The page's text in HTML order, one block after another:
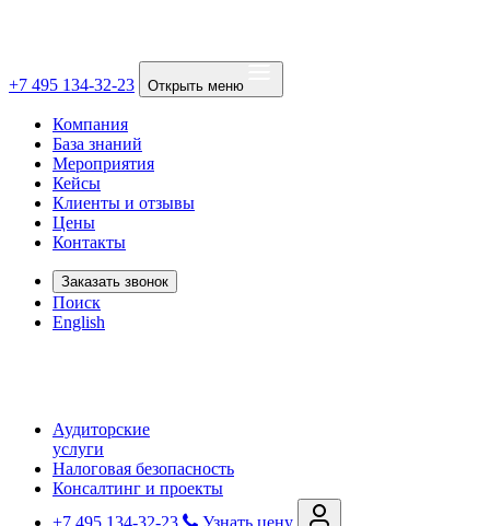
+7 495 134-32-23 Открыть меню
Компания
База знаний
Мероприятия
Кейсы
Клиенты и отзывы
Цены
Контакты
Заказать звонок
Поиск
English
Аудиторские
услуги
Налоговая безопасность
Консалтинг и проекты
+7 495 134-32-23
Узнать цену